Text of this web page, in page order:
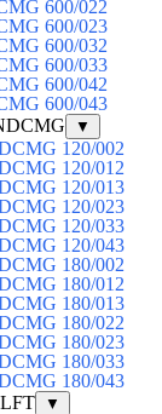
600/022
600/023
600/032
600/033
600/042
600/043
▼
120/002
120/012
120/013
120/023
120/033
120/043
180/002
180/012
180/013
180/022
180/023
180/033
180/043
▼